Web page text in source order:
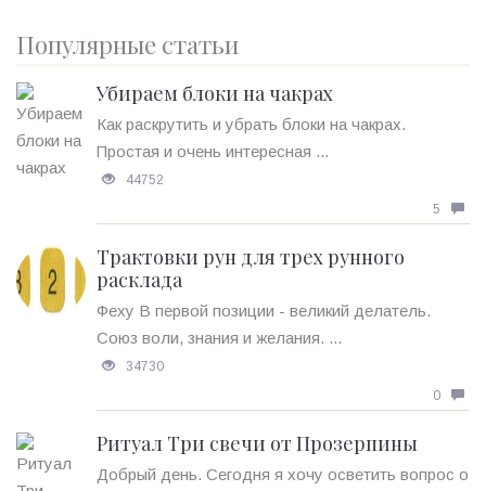
Популярные статьи
Убираем блоки на чакрах
Как раскрутить и убрать блоки на чакрах.
Простая и очень интересная ...
44752
5
Трактовки рун для трех рунного
расклада
Феху В первой позиции - великий делатель.
Союз воли, знания и желания. ...
34730
0
Ритуал Три свечи от Прозерпины
Добрый день. Сегодня я хочу осветить вопрос о